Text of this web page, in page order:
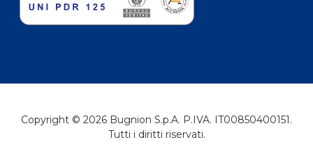
Copyright © 2026 Bugnion S.p.A. P.IVA. IT00850400151.
Tutti i diritti riservati.